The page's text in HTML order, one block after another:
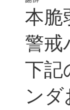
本脆
警戒
下記
ンダ